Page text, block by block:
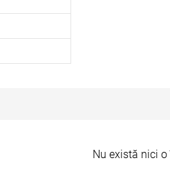
Nu există nici